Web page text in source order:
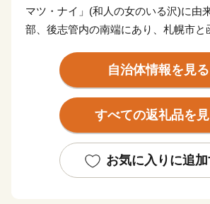
マツ・ナイ」(和人の女のいる沢)に由
部、後志管内の南端にあり、札幌市と
直接海岸に接することがない特殊な地
すが、黒松内岳からは日本海と太平洋
1990(平成2)年
家庭ごみ集積所「クリーンボックス」
自治体情報を見る
すべての返礼品を
お気に入りに追